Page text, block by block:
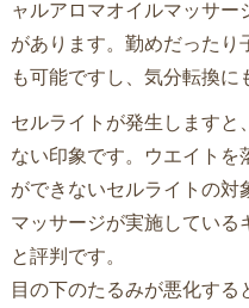
ャルアロマオイルマッサ
があります。勤めだったり
も可能ですし、気分転換に
セルライトが発生しますと
ない印象です。ウエイトを
ができないセルライトの
マッサージが実施している
と評判です。
目の下のたるみが悪化す